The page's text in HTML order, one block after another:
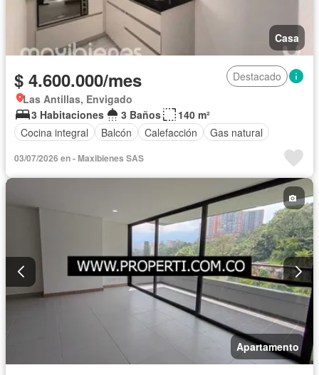
Casa
$ 4.600.000/mes
Destacado
Las Antillas, Envigado
3 Habitaciones
3 Baños
140 m²
Cocina integral
Balcón Calefacción Gas natural
03/07/2026 en - Maxibienes SAS
Apartamento